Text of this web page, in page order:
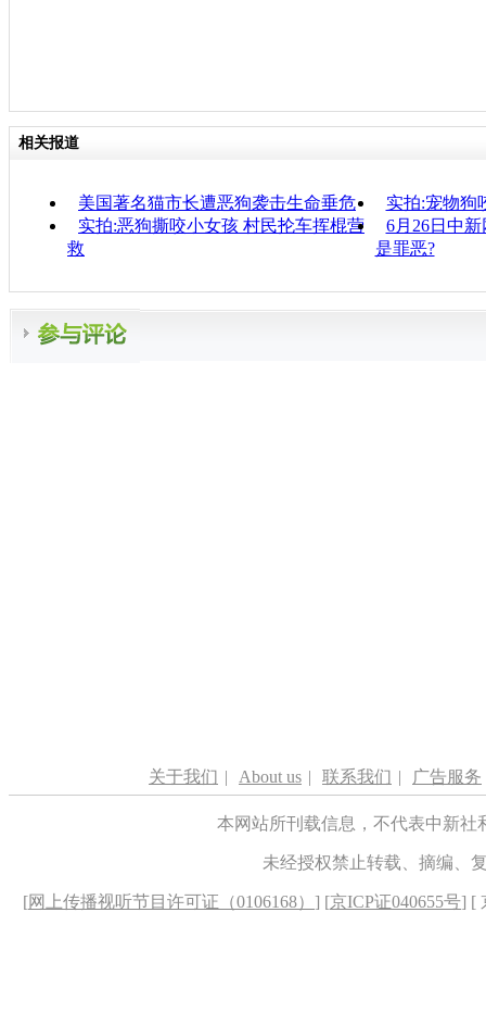
相关报道
美国著名猫市长遭恶狗袭击生命垂危
实拍:宠物狗
实拍:恶狗撕咬小女孩 村民抡车挥棍营
救
6月26日中
是罪恶?
关于我们 | About us | 联系我们 | 广告服务
本网站所刊载信息，不代表中新
未经授权禁止转载、摘编、
[网上传播视听节目许可证（0106168） ] [京ICP证040655号] [